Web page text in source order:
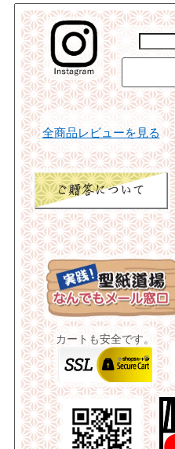
全商品レビューを見る
カートも安全です。